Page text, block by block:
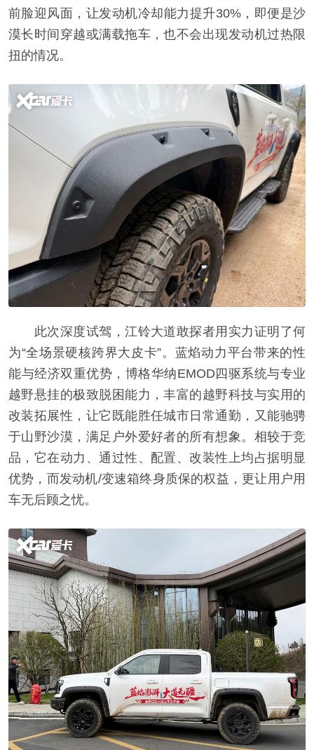
前脸迎风面，让发动机冷却能力提升30%，即便是沙
漠长时间穿越或满载拖车，也不会出现发动机过热限
扭的情况。
此次深度试驾，江铃大道敢探者用实力证明了何
为“全场景硬核跨界大皮卡”。蓝焰动力平台带来的性
能与经济双重优势，博格华纳EMOD四驱系统与专业
越野悬挂的极致脱困能力，丰富的越野科技与实用的
改装拓展性，让它既能胜任城市日常通勤，又能驰骋
于山野沙漠，满足户外爱好者的所有想象。相较于竞
品，它在动力、通过性、配置、改装性上均占据明显
优势，而发动机/变速箱终身质保的权益，更让用户用
车无后顾之忧。